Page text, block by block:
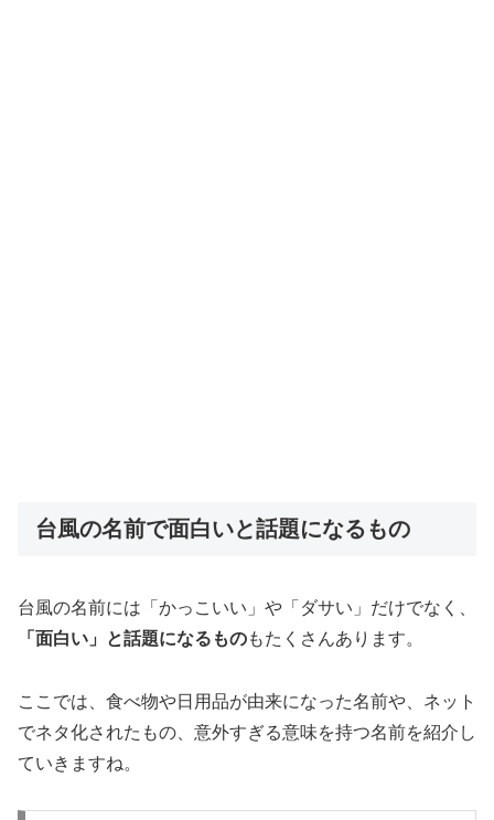
台風の名前で面白いと話題になるもの
台風の名前には「かっこいい」や「ダサい」だけでなく、
「面白い」と話題になるものもたくさんあります。
ここでは、食べ物や日用品が由来になった名前や、ネット
でネタ化されたもの、意外すぎる意味を持つ名前を紹介し
ていきますね。